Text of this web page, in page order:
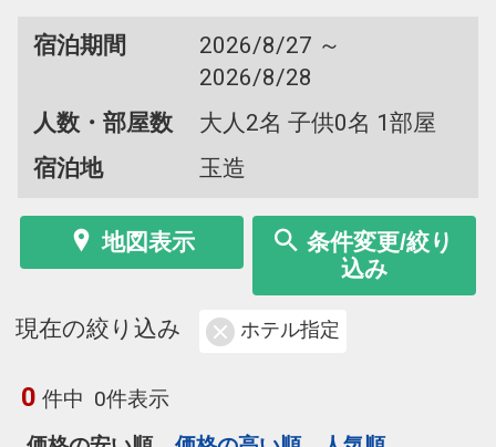
宿泊期間
2026/8/27 ～
2026/8/28
人数・部屋数
大人2名 子供0名 1部屋
宿泊地
玉造
地図表示
条件変更/絞り
込み
現在の絞り込み ホテル指定
0 件中 0件表示